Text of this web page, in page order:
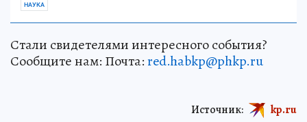
НАУКА
Стали свидетелями интересного события?
Сообщите нам: Почта:red.habkp@phkp.ru
Источник: kp.ru